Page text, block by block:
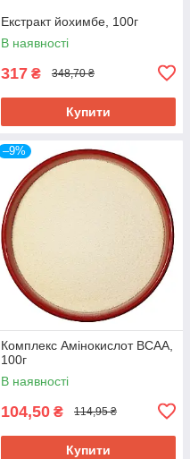
Екстракт йохимбе, 100г
В наявності
317 ₴ 348,70 ₴
Купити
–9%
Комплекс Амінокислот ВСАА,
100г
В наявності
104,50 ₴ 114,95 ₴
Купити